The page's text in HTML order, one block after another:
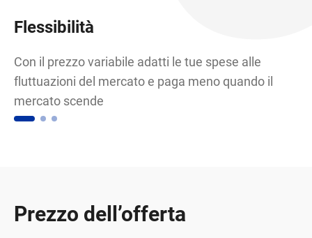
Flessibilità
Con il prezzo variabile adatti le tue spese alle
fluttuazioni del mercato e paga meno quando il
mercato scende
Prezzo dell’offerta